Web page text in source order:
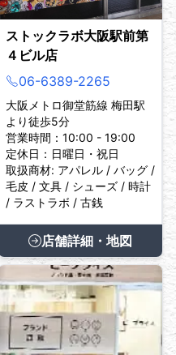
ストックラボ大阪駅前第
４ビル店
06-6389-2265
大阪メトロ御堂筋線 梅田駅
より徒歩5分
営業時間：10:00 - 19:00
定休日：日曜日・祝日
取扱商材: アパレル / バッグ /
毛皮 / 文具 / シューズ / 時計
/ ラストラボ / 古銭
店舗詳細・地図